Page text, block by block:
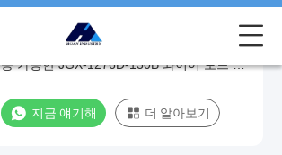
다양한 장비와 작업 조건에 대한 유연하고 적
응 가능한 JGX-1276D-130B 와이어 로프 진
지금 얘기해 더 알아보기